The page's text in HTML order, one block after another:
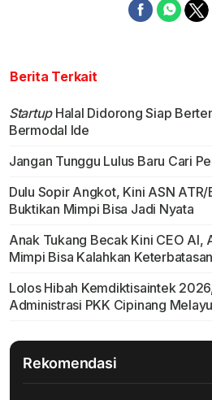
Berita Terkait
StartupHalal Didorong Siap
Bermodal Ide
Jangan Tunggu Lulus Baru Cari
Dulu Sopir Angkot, Kini ASN ATR/
Buktikan Mimpi Bisa Jadi Nyata
Anak Tukang Becak Kini CEO AI,
Mimpi Bisa Kalahkan Keterbatasan
Lolos Hibah Kemdiktisaintek
Administrasi PKK Cipinang Melayu
Rekomendasi